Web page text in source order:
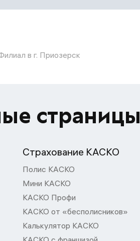
в г. Приозерск
страницы
Страхование КАСКО
Полис КАСКО
Мини КАСКО
КАСКО Профи
КАСКО от «бесполисников»
Калькулятор КАСКО